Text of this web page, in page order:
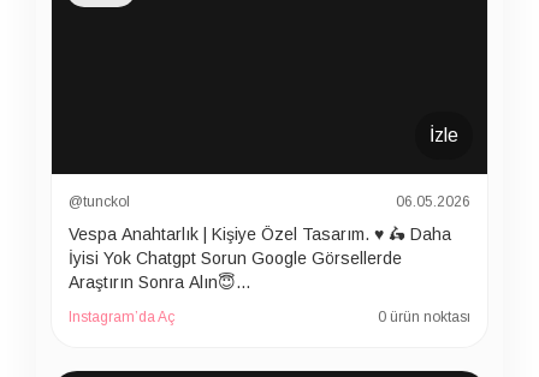
İzle
@tunckol 06.05.2026
Vespa Anahtarlık | Kişiye Özel Tasarım. ♥️ 🛵 Daha
İyisi Yok Chatgpt Sorun Google Görsellerde
Araştırın Sonra Alın😇…
Instagram’da Aç 0 ürün noktası